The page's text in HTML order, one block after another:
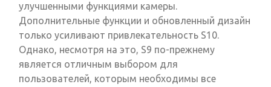
улучшенными функциями камеры.
Дополнительные функции и обновленный дизайн
только усиливают привлекательность S10.
Однако, несмотря на это, S9 по-прежнему
является отличным выбором для
пользователей, которым необходимы все